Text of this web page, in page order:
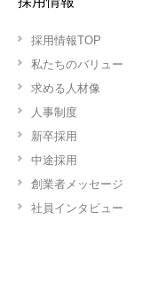
採用情報TOP
私たちのバリュー
求める人材像
人事制度
新卒採用
中途採用
創業者メッセージ
社員インタビュー